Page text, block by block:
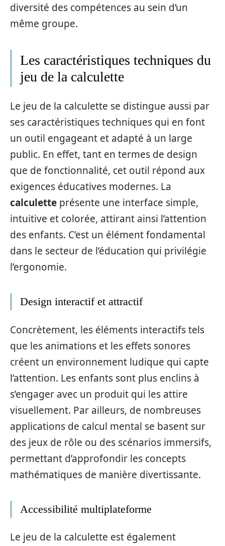
diversité des compétences au sein d’un
même groupe.
Les caractéristiques techniques du
jeu de la calculette
Le jeu de la calculette se distingue aussi par
ses caractéristiques techniques qui en font
un outil engageant et adapté à un large
public. En effet, tant en termes de design
que de fonctionnalité, cet outil répond aux
exigences éducatives modernes. La
calculette présente une interface simple,
intuitive et colorée, attirant ainsi l’attention
des enfants. C’est un élément fondamental
dans le secteur de l’éducation qui privilégie
l’ergonomie.
Design interactif et attractif
Concrètement, les éléments interactifs tels
que les animations et les effets sonores
créent un environnement ludique qui capte
l’attention. Les enfants sont plus enclins à
s’engager avec un produit qui les attire
visuellement. Par ailleurs, de nombreuses
applications de calcul mental se basent sur
des jeux de rôle ou des scénarios immersifs,
permettant d’approfondir les concepts
mathématiques de manière divertissante.
Accessibilité multiplateforme
Le jeu de la calculette est également